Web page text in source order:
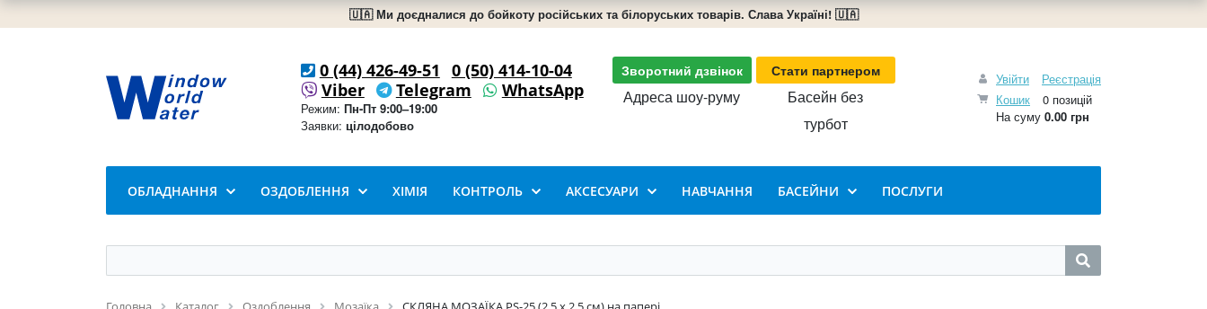
🇺🇦 Ми доєдналися до бойкоту російських та білоруських товарів. Слава Україні! 🇺🇦
Увійти
Реєстрація
Кошик
0 позицій
На суму 0.00 грн
0 (44) 426-49-51
0 (50) 414-10-04
Viber
Telegram WhatsApp
Режим: Пн-Пт 9:00–19:00
Заявки: цілодобово
Зворотний дзвінок Стати партнером
Адреса шоу-руму
Басейн без
турбот
ОБЛАДНАННЯ ОЗДОБЛЕННЯ ХІМІЯ КОНТРОЛЬ АКСЕСУАРИ НАВЧАННЯ БАСЕЙНИ ПОСЛУГИ